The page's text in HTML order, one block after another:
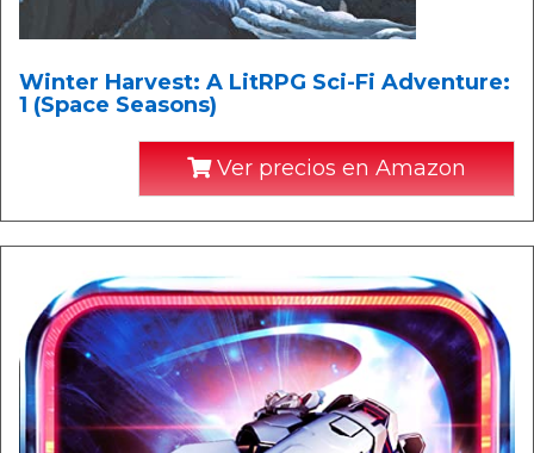
Winter Harvest: A LitRPG Sci-Fi Adventure:
1 (Space Seasons)
Ver precios en Amazon